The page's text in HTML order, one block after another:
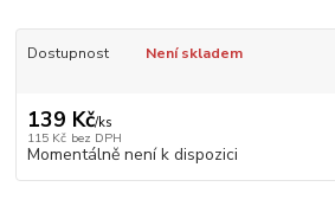
Dostupnost Není skladem
139 Kč/ks
115 Kč bez DPH
Momentálně není k dispozici